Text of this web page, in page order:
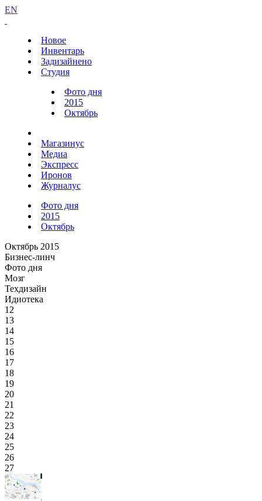
EN
Новое
Инвентарь
Задизайнено
Студия
Фото дня
2015
Октябрь
Магазинус
Медиа
Экспресс
Иронов
Журналус
Фото дня
2015
Октябрь
Октябрь 2015
Бизнес-линч
Фото дня
Мозг
Техдизайн
Идиотека
12
13
14
15
16
17
18
19
20
21
22
23
24
25
26
27